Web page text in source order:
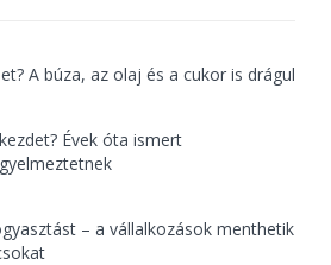
A búza, az olaj és a cukor is drágul
Évek óta ismert
– a vállalkozások menthetik